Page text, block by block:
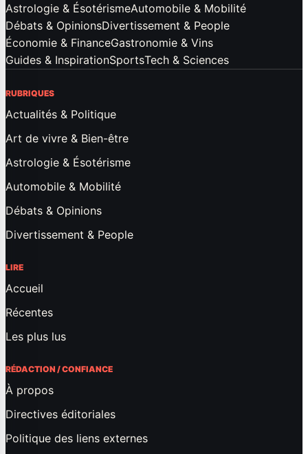
Astrologie & ÉsotérismeAutomobile & Mobilité
Débats & OpinionsDivertissement & People
Économie & FinanceGastronomie & Vins
Guides & InspirationSportsTech & Sciences
RUBRIQUES
Actualités & Politique
Art de vivre & Bien-être
Astrologie & Ésotérisme
Automobile & Mobilité
Débats & Opinions
Divertissement & People
LIRE
Accueil
Récentes
Les plus lus
RÉDACTION / CONFIANCE
À propos
Directives éditoriales
Politique des liens externes